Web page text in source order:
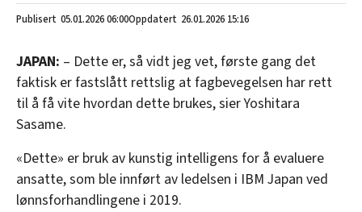
05.01.202606:00 26.01.2026 15:16
JAPAN: – Dette er, så vidt jeg vet, første gang det
faktisk er fastslått rettslig at fagbevegelsen har rett
til å få vite hvordan dette brukes, sier Yoshitara
Sasame.
«Dette» er bruk av kunstig intelligens for å evaluere
ansatte, som ble innført av ledelsen i IBM Japan ved
lønnsforhandlingene i 2019.